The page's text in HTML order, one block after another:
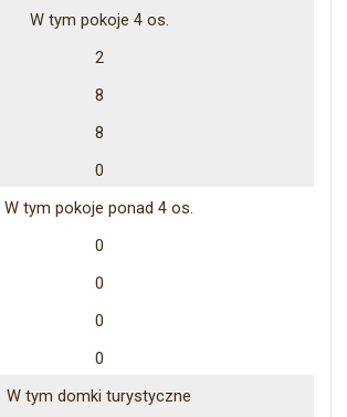
W tym pokoje 4 os.
2
8
8
0
W tym pokoje ponad 4 os.
0
0
0
0
W tym domki turystyczne